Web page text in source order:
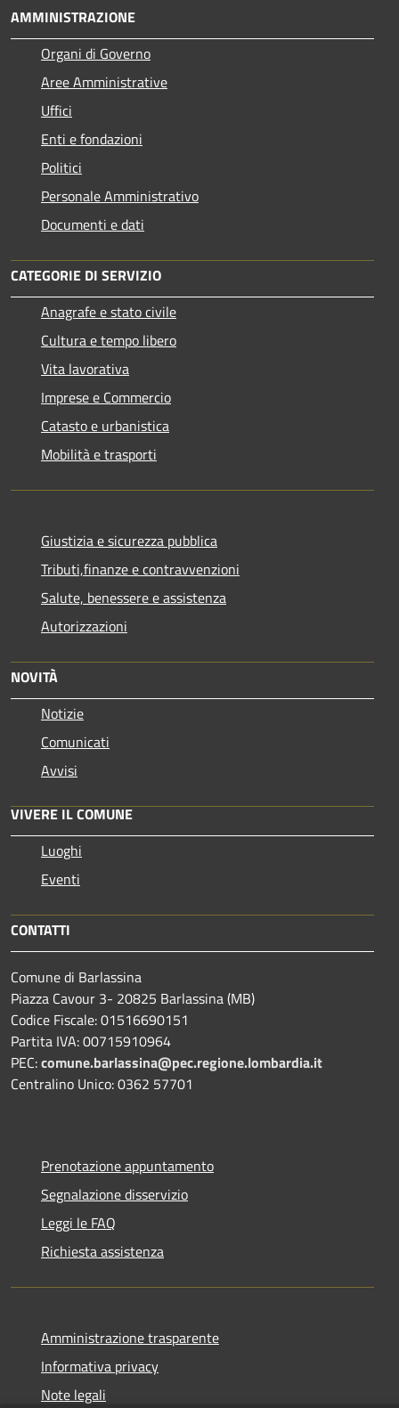
AMMINISTRAZIONE
Organi di Governo
Aree Amministrative
Uffici
Enti e fondazioni
Politici
Personale Amministrativo
Documenti e dati
CATEGORIE DI SERVIZIO
Anagrafe e stato civile
Cultura e tempo libero
Vita lavorativa
Imprese e Commercio
Catasto e urbanistica
Mobilità e trasporti
Giustizia e sicurezza pubblica
Tributi,finanze e contravvenzioni
Salute, benessere e assistenza
Autorizzazioni
NOVITÀ
Notizie
Comunicati
Avvisi
VIVERE IL COMUNE
Luoghi
Eventi
CONTATTI
Comune di Barlassina
Piazza Cavour 3- 20825 Barlassina (MB)
Codice Fiscale: 01516690151
Partita IVA: 00715910964
PEC:comune.barlassina@pec.regione.lombardia.it
Centralino Unico: 0362 57701
Prenotazione appuntamento
Segnalazione disservizio
Leggi le FAQ
Richiesta assistenza
Amministrazione trasparente
Informativa privacy
Note legali